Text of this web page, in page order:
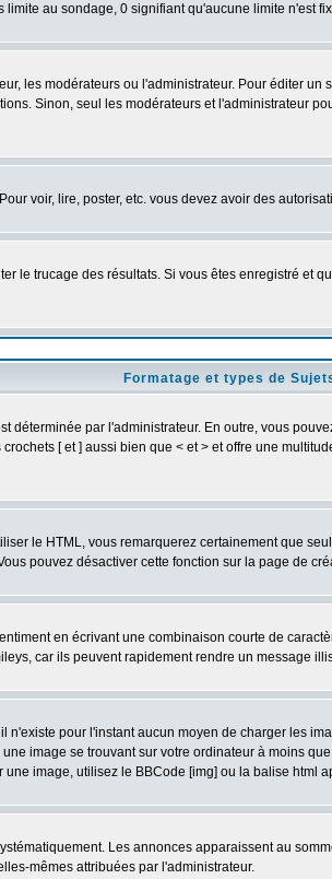
limite au sondage, 0 signifiant qu'aucune limite n'est
les modérateurs ou l'administrateur. Pour éditer un
Sinon, seul les modérateurs et l'administrateur
voir, lire, poster, etc. vous devez avoir des
le trucage des résultats. Si vous êtes enregistré et
Formatage et types de
déterminée par l'administrateur. En outre, vous
[ et ] aussi bien que < et > et offre une
le HTML, vous remarquerez certainement que
pouvez désactiver cette fonction sur la page de
en écrivant une combinaison courte de
car ils peuvent rapidement rendre un message
pour l'instant aucun moyen de charger les
image se trouvant sur votre ordinateur à moins
image, utilisez le BBCode [img] ou la balise html
Les annonces apparaissent au
mêmes attribuées par l'administrateur.